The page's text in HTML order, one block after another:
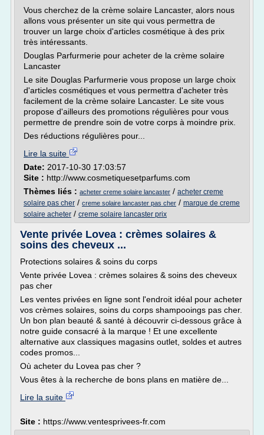
Vous cherchez de la crème solaire Lancaster, alors nous
allons vous présenter un site qui vous permettra de
trouver un large choix d'articles cosmétique à des prix
très intéressants.
Douglas Parfurmerie pour acheter de la crème solaire
Lancaster
Le site Douglas Parfurmerie vous propose un large choix
d'articles cosmétiques et vous permettra d'acheter très
facilement de la crème solaire Lancaster. Le site vous
propose d'ailleurs des promotions régulières pour vous
permettre de prendre soin de votre corps à moindre prix.
Des réductions régulières pour...
Lire la suite
Date: 2017-10-30 17:03:57
Site : http://www.cosmetiquesetparfums.com
Thèmes liés : acheter creme solaire lancaster / acheter creme
solaire pas cher / creme solaire lancaster pas cher / marque de creme
solaire acheter / creme solaire lancaster prix
Vente privée Lovea : crèmes solaires &
soins des cheveux ...
Protections solaires & soins du corps
Vente privée Lovea : crèmes solaires & soins des cheveux
pas cher
Les ventes privées en ligne sont l'endroit idéal pour acheter
vos crèmes solaires, soins du corps shampooings pas cher.
Un bon plan beauté & santé à découvrir ci-dessous grâce à
notre guide consacré à la marque ! Et une excellente
alternative aux classiques magasins outlet, soldes et autres
codes promos...
Où acheter du Lovea pas cher ?
Vous êtes à la recherche de bons plans en matière de...
Lire la suite
Site : https://www.ventesprivees-fr.com